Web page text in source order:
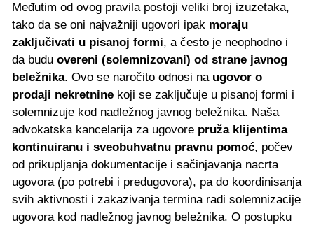
Međutim od ovog pravila postoji veliki broj izuzetaka,
tako da se oni najvažniji ugovori ipak moraju
zaključivati u pisanoj formi, a često je neophodno i
da budu overeni (solemnizovani) od strane javnog
beležnika. Ovo se naročito odnosi na ugovor o
prodaji nekretnine koji se zaključuje u pisanoj formi i
solemnizuje kod nadležnog javnog beležnika. Naša
advokatska kancelarija za ugovore pruža klijentima
kontinuiranu i sveobuhvatnu pravnu pomoć, počev
od prikupljanja dokumentacije i sačinjavanja nacrta
ugovora (po potrebi i predugovora), pa do koordinisanja
svih aktivnosti i zakazivanja termina radi solemnizacije
ugovora kod nadležnog javnog beležnika. O postupku